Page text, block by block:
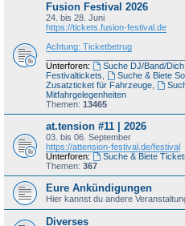
Fusion Festival 2026
24. bis 28. Juni
https://tickets.fusion-festival.de
Achtung: Ticketbetrug
Unterforen:
Suche DJ/Band/Dich,
Festivaltickets
Suche & Biete
Zusatzticket für Fahrzeuge
Mitfahrgelegenheiten
Themen: 13465
at.tension #11 | 2026
03. bis 06. September
https://attension-festival.de/festival
Unterforen:
Suche & Biete
Themen: 367
Eure Ankündigungen
Hier kannst du andere
Diverses